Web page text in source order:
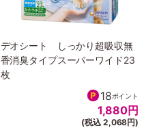
デオシート しっかり超吸収無
香消臭タイプスーパーワイド23
枚
18ポイント
1,880円
(税込 2,068円)